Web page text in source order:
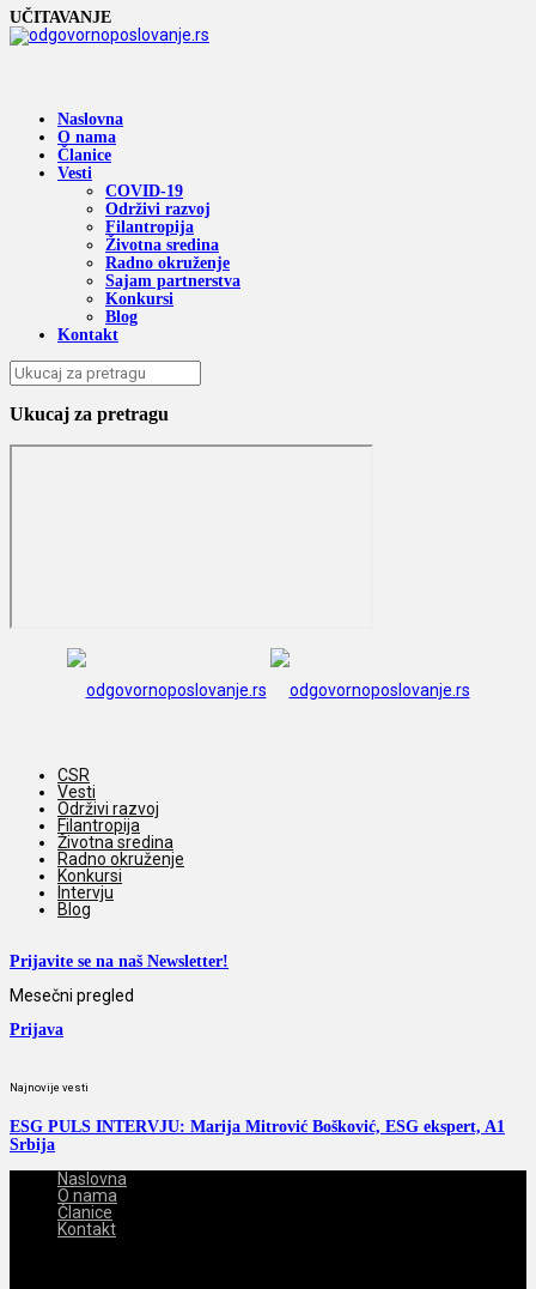
UČITAVANJE
Naslovna
O nama
Članice
Vesti
COVID-19
Održivi razvoj
Filantropija
Životna sredina
Radno okruženje
Sajam partnerstva
Konkursi
Blog
Kontakt
Ukucaj za pretragu
CSR
Vesti
Održivi razvoj
Filantropija
Životna sredina
Radno okruženje
Konkursi
Intervju
Blog
Prijavite se na naš Newsletter!
Mesečni pregled
Prijava
Najnovije vesti
ESG PULS INTERVJU: Marija Mitrović Bošković, ESG ekspert, A1
Srbija
Naslovna
O nama
Članice
Kontakt